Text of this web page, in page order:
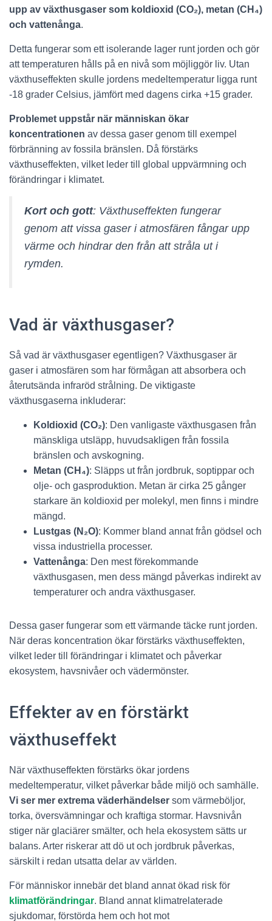
upp av växthusgaser som koldioxid (CO₂), metan (CH₄)
och vattenånga.
Detta fungerar som ett isolerande lager runt jorden och gör
att temperaturen hålls på en nivå som möjliggör liv. Utan
växthuseffekten skulle jordens medeltemperatur ligga runt
-18 grader Celsius, jämfört med dagens cirka +15 grader.
Problemet uppstår när människan ökar
koncentrationen av dessa gaser genom till exempel
förbränning av fossila bränslen. Då förstärks
växthuseffekten, vilket leder till global uppvärmning och
förändringar i klimatet.
Kort och gott: Växthuseffekten fungerar
genom att vissa gaser i atmosfären fångar upp
värme och hindrar den från att stråla ut i
rymden.
Vad är växthusgaser?
Så vad är växthusgaser egentligen? Växthusgaser är
gaser i atmosfären som har förmågan att absorbera och
återutsända infraröd strålning. De viktigaste
växthusgaserna inkluderar:
Koldioxid (CO₂): Den vanligaste växthusgasen från
mänskliga utsläpp, huvudsakligen från fossila
bränslen och avskogning.
Metan (CH₄): Släpps ut från jordbruk, soptippar och
olje- och gasproduktion. Metan är cirka 25 gånger
starkare än koldioxid per molekyl, men finns i mindre
mängd.
Lustgas (N₂O): Kommer bland annat från gödsel och
vissa industriella processer.
Vattenånga: Den mest förekommande
växthusgasen, men dess mängd påverkas indirekt av
temperaturer och andra växthusgaser.
Dessa gaser fungerar som ett värmande täcke runt jorden.
När deras koncentration ökar förstärks växthuseffekten,
vilket leder till förändringar i klimatet och påverkar
ekosystem, havsnivåer och vädermönster.
Effekter av en förstärkt
växthuseffekt
När växthuseffekten förstärks ökar jordens
medeltemperatur, vilket påverkar både miljö och samhälle.
Vi ser mer extrema väderhändelser som värmeböljor,
torka, översvämningar och kraftiga stormar. Havsnivån
stiger när glaciärer smälter, och hela ekosystem sätts ur
balans. Arter riskerar att dö ut och jordbruk påverkas,
särskilt i redan utsatta delar av världen.
För människor innebär det bland annat ökad risk för
klimatförändringar. Bland annat klimatrelaterade
sjukdomar, förstörda hem och hot mot